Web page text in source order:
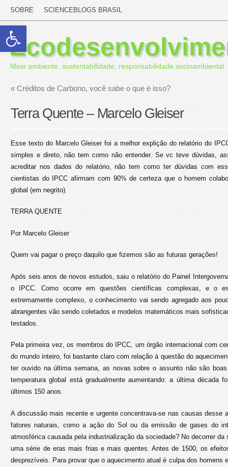
Abrir a barra de ferramentas
SOBRE SCIENCEBLOGS BRASIL
Meio ambiente, sustentabilidade, responsabilidade socioambiental
« Créditos de Carbono, você sabe o que é isso?
Terra Quente – Marcelo Gleiser
Esse texto do Marcelo Gleiser foi a melhor explição do relatório do
simples e direto, não tem como não entender. Se vc teve dúvidas,
acreditar nos dados do relatório, não tem como ter dúvidas com
cientistas do IPCC afirmam com 90% de certeza que o homem
global (em negrito).
TERRA QUENTE
Por Marcelo Gleiser
Quem vai pagar o preço daquilo que fizemos são as futuras gerações!
Após seis anos de novos estudos, saiu o relatório do Painel
o IPCC. Como ocorre em questões científicas complexas, e o
extremamente complexo, o conhecimento vai sendo agregado aos
abrangentes vão sendo coletados e modelos matemáticos mais
testados.
Pela primeira vez, os membros do IPCC, um órgão internacional com
do mundo inteiro, foi bastante claro com relação à questão do
ter ouvido na última semana, as novas sobre o assunto não são
temperatura global está gradualmente aumentando: a última década
últimos 150 anos.
A discussão mais recente e urgente concentrava-se nas causas desse
fatores naturais, como a ação do Sol ou da emissão de gases do
atmosférica causada pela industrialização da sociedade? No decorrer da
uma série de eras mais frias e mais quentes. Antes de 1500, os
desprezíveis. Para provar que o aquecimento atual é culpa dos homens